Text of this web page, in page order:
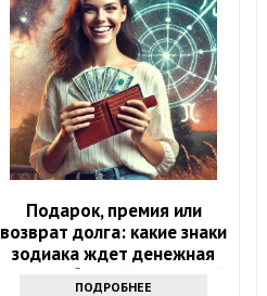
Подарок, премия или
возврат долга: какие знаки
зодиака ждет денежная
удача в ближайшие 5 дней
ПОДРОБНЕЕ